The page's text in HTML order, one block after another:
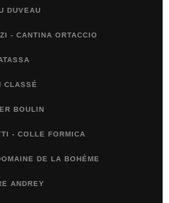
DUVEAU
- CANTINA ORTACCIO
CLASSÉ
BOULIN
- COLLE FORMICA
DE LA BOHÈME
ANDREY